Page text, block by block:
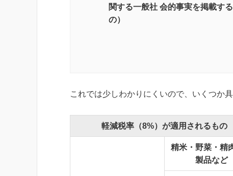
関する一般社 会的事実を掲載す
の）
これでは少しわかりにくいので、いくつか
軽減税率（8%）が適用されるもの
精米・野菜・精
製品など